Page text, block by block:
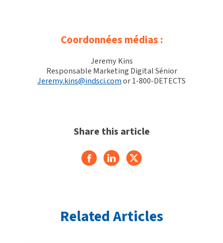
Coordonnées médias :
Jeremy Kins
Responsable Marketing Digital Sénior
Jeremy.kins@indsci.comor 1-800-DETECTS
Share this article
Related Articles